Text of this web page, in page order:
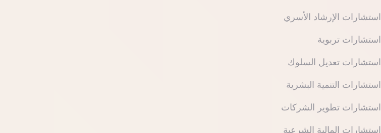
استشارات الإرشاد الأسري
استشارات تربوية
استشارات تعديل السلوك
استشارات التنمية البشرية
استشارات تطوير الشركات
استشارات المالية الشرعية